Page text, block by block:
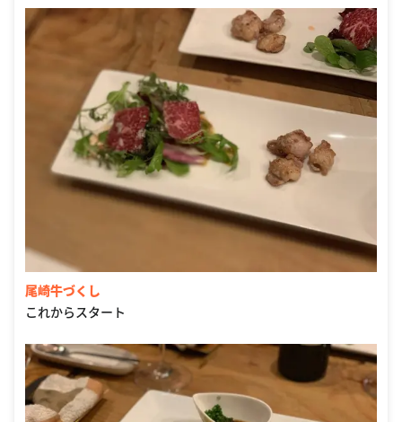
尾崎牛づくし
これからスタート